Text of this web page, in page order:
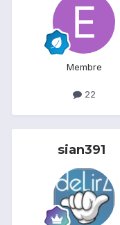
Membre
22
sian391